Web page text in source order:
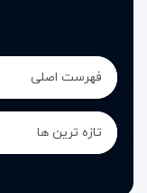
فهرست اصلی
تازه ترین ها